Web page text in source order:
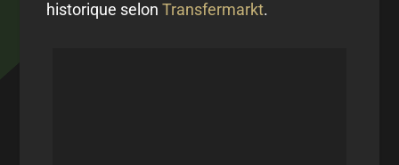
historique selonTransfermarkt.